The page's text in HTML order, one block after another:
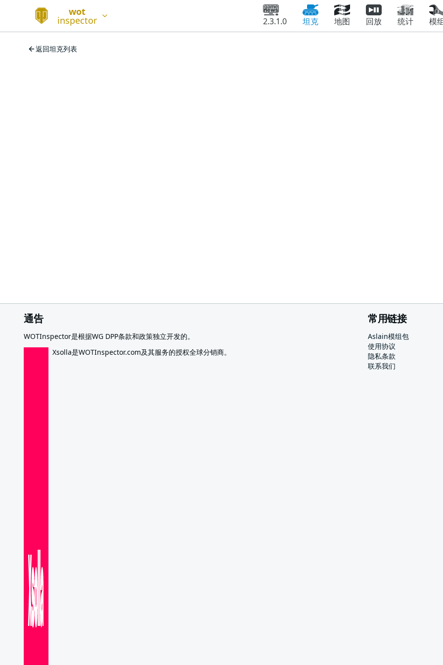
wot
inspector 2.3.1.0 坦克 地图 回放 统计 模
返回坦克列表
通告
WOTInspector是根据WG DPP条款和政策独立开发的。
Xsolla是WOTInspector.com及其服务的授权全球分销商。
常用链接
Aslain模组包
使用协议
隐私条款
联系我们